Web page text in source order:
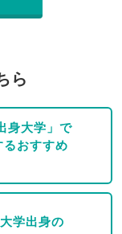
ら
身大学」で
おすすめ
学出身の